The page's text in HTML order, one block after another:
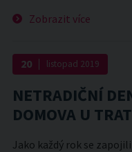
Zobrazit více
20 listopad 2019
NETRADIČNÍ
DOMOVA U
Jako každý rok se